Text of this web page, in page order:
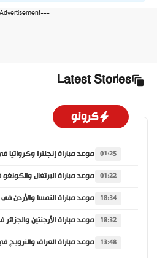
---Advertisement---
Latest Stories
كرونو
01:25
01:22
18:34
18:32
13:48